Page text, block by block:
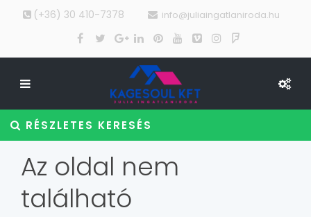
(+36) 30 410-7378 info@juliaingatlaniroda.hu
RÉSZLETES KERESÉS
Az oldal nem
található